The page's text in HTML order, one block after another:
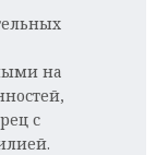
на
с